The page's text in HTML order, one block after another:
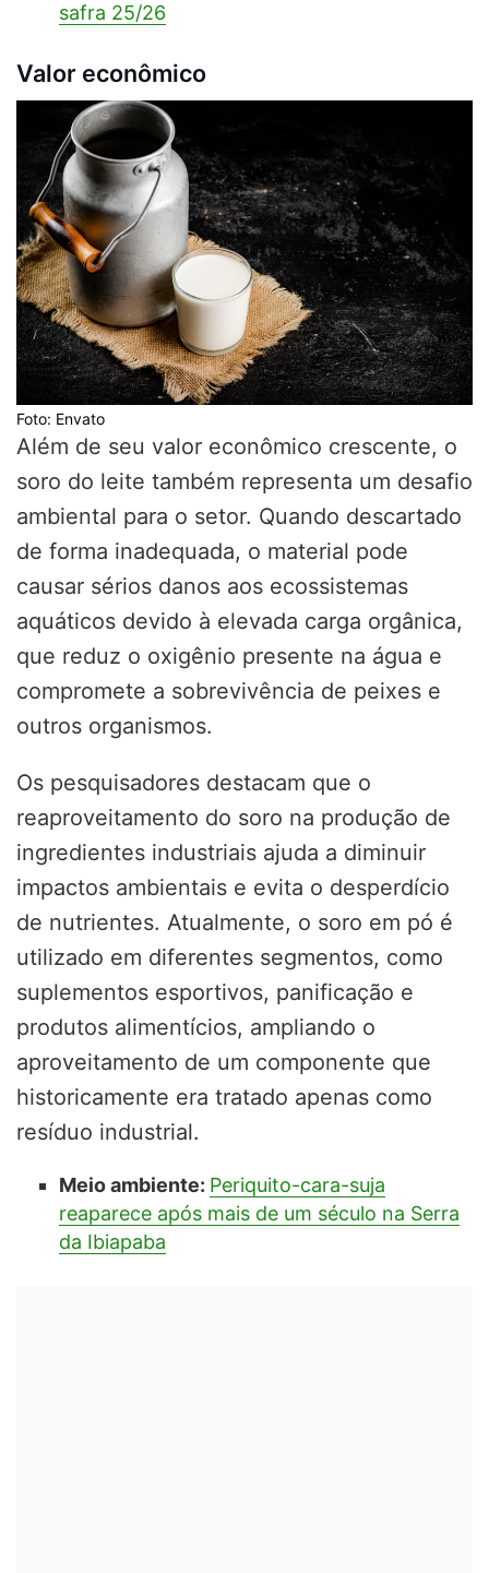
safra 25/26
Valor econômico
Foto: Envato
Além de seu valor econômico crescente, o
soro do leite também representa um desafio
ambiental para o setor. Quando descartado
de forma inadequada, o material pode
causar sérios danos aos ecossistemas
aquáticos devido à elevada carga orgânica,
que reduz o oxigênio presente na água e
compromete a sobrevivência de peixes e
outros organismos.
Os pesquisadores destacam que o
reaproveitamento do soro na produção de
ingredientes industriais ajuda a diminuir
impactos ambientais e evita o desperdício
de nutrientes. Atualmente, o soro em pó é
utilizado em diferentes segmentos, como
suplementos esportivos, panificação e
produtos alimentícios, ampliando o
aproveitamento de um componente que
historicamente era tratado apenas como
resíduo industrial.
Meio ambiente: Periquito-cara-suja
reaparece após mais de um século na Serra
da Ibiapaba